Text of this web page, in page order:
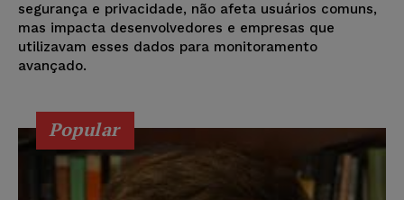
segurança e privacidade, não afeta usuários comuns,
mas impacta desenvolvedores e empresas que
utilizavam esses dados para monitoramento
avançado.
Popular